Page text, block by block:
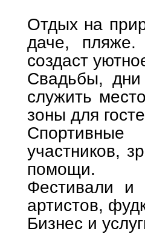
Отдых на
даче,
создаст
Свадьбы,
служить
зоны для
участников,
помощи.
Фестивали и
артистов,
Бизнес и